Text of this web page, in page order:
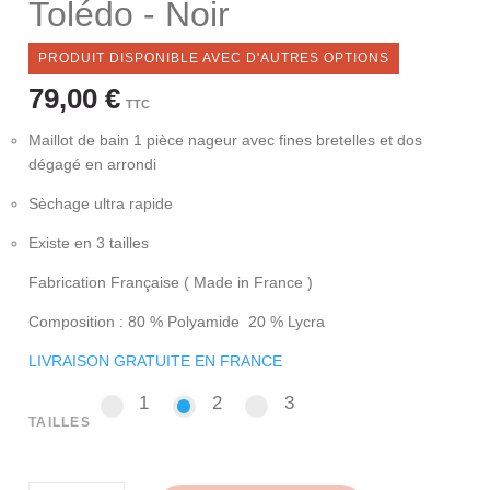
Tolédo - Noir
PRODUIT DISPONIBLE AVEC D'AUTRES OPTIONS
79,00 € TTC
Maillot de bain 1 pièce nageur avec fines bretelles et dos
dégagé en arrondi
Sèchage ultra rapide
Existe en 3 tailles
Fabrication Française ( Made in France )
Composition : 80 % Polyamide 20 % Lycra
LIVRAISON GRATUITE EN FRANCE
TAILLES
1 22 33